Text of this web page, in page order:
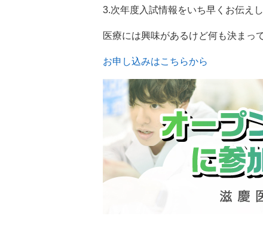
3.次年度入試情報をいち早くお伝え
医療には興味があるけど何も決まっ
お申し込みはこちらから